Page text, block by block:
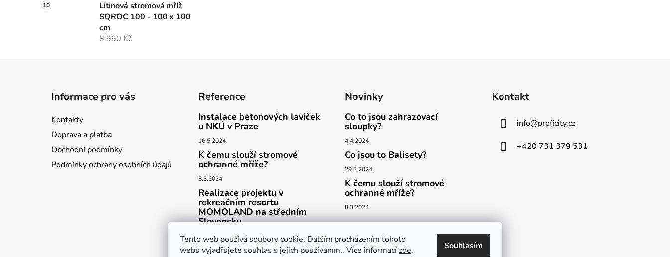
Tento web používá soubory cookie. Dalším procházením tohoto
webu vyjadřujete souhlas s jejich používáním.. Více informacízde. Souhlasím
Litinová stromová mříž
SQROC 100 - 100 x 100
cm
8 990 Kč
Informace pro vás
Kontakty
Doprava a platba
Obchodní podmínky
Podmínky ochrany osobních údajů
Reference
Instalace betonových laviček
u NKÚ v Praze
16.5.2024
K čemu slouží stromové
ochranné mříže?
8.3.2024
Realizace projektu v
rekreačním resortu
MOMOLAND na středním
Slovensku
23.8.2022
Novinky
Co to jsou zahrazovací
sloupky?
4.4.2024
Co jsou to Balisety?
29.3.2024
K čemu slouží stromové
ochranné mříže?
8.3.2024
Kontakt
info@proficity.cz
+420 731 379 531